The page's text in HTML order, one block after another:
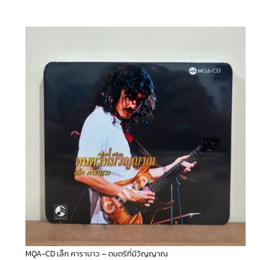
MQA-CD เล็ก คาราบาว – ดนตรีที่มีวิญญาณ